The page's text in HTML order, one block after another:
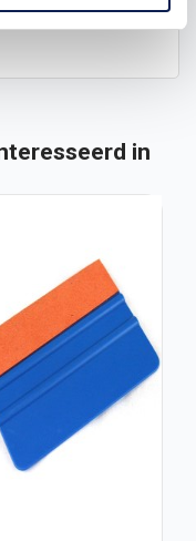
van 5 x 0.83
in